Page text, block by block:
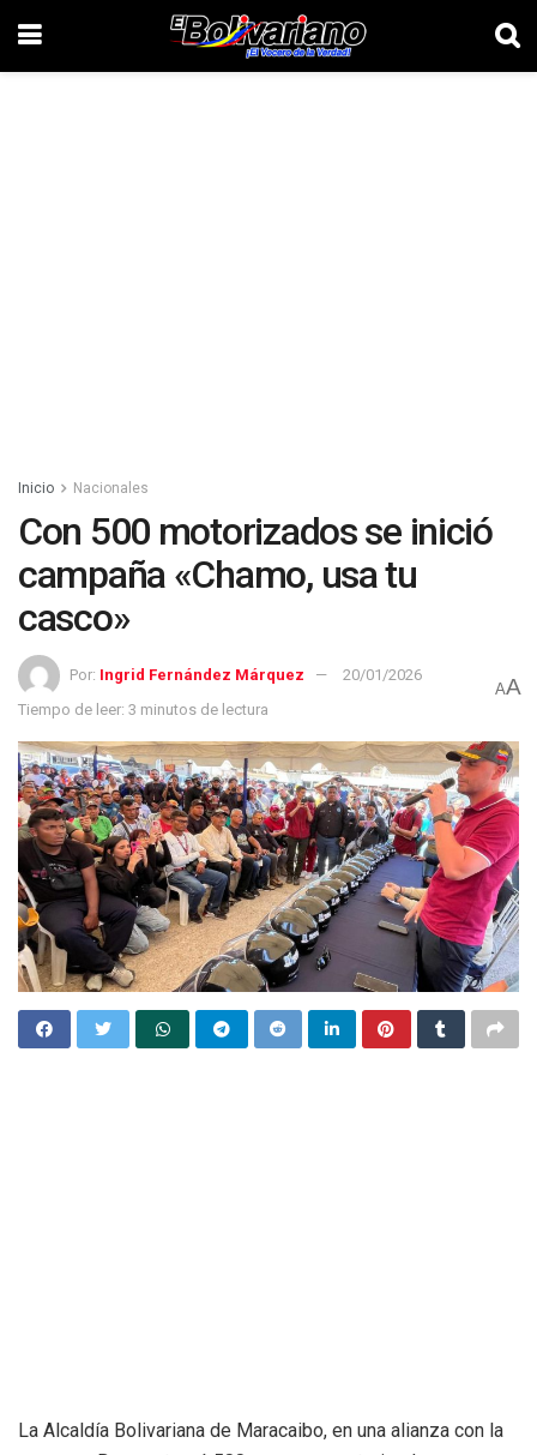
Inicio Nacionales
Con 500 motorizados se inició
campaña «Chamo, usa tu
casco»
Por: Ingrid Fernández Márquez
20/01/2026
Tiempo de leer: 3 minutos de lectura
AA
La Alcaldía Bolivariana de Maracaibo, en una alianza con la